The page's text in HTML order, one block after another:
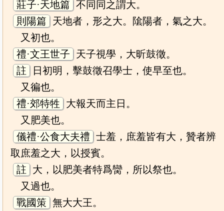
莊子·天地篇 不同同之謂大。
則陽篇
天地者，形之大。隂陽者，氣之大。
又初也。
禮·文王世子
天子視學，大昕鼓徵。
註
日初明，擊鼓徵召學士，使早至也。
又徧也。
禮·郊特牲
大報天而主日。
又肥美也。
儀禮·公食大夫禮 士羞，庶羞皆有大，贊者辨
取庶羞之大，以授賓。
註
大，以肥美者特爲臠，所以祭也。
又過也。
戰國策 無大大王。